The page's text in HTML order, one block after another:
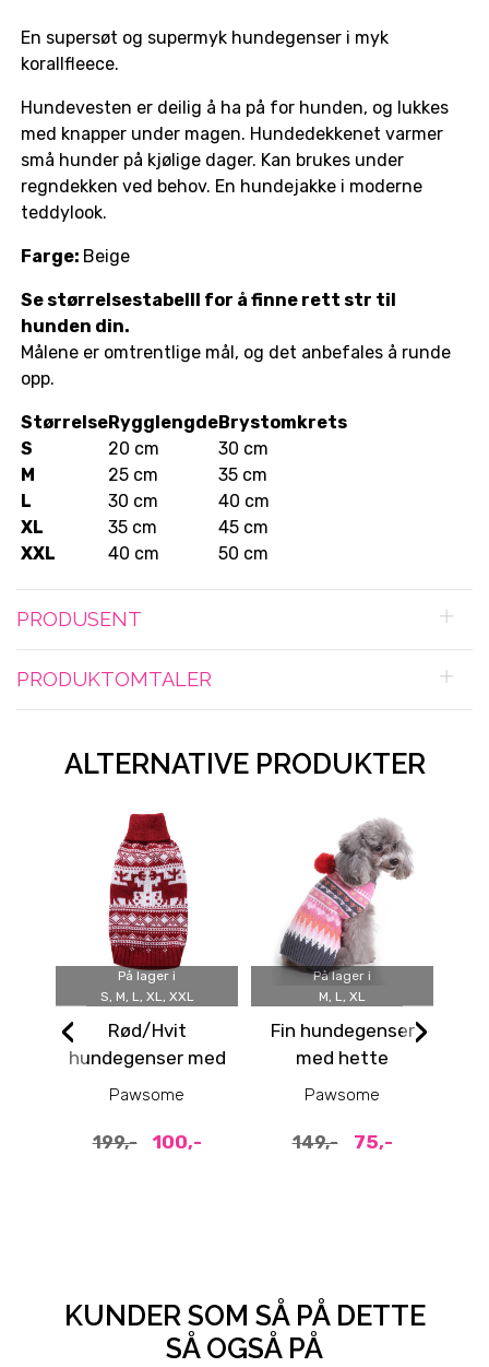
En supersøt og supermyk hundegenser i myk
korallfleece.
Hundevesten er deilig å ha på for hunden, og lukkes
med knapper under magen. Hundedekkenet varmer
små hunder på kjølige dager. Kan brukes under
regndekken ved behov. En hundejakke i moderne
teddylook.
Farge: Beige
Se størrelsestabelll for å finne rett str til
hunden din.
Målene er omtrentlige mål, og det anbefales å runde
opp.
StørrelseRygglengdeBrystomkrets
S
20 cm
30 cm
M
25 cm
35 cm
L
30 cm
40 cm
XL
35 cm
45 cm
XXL
40 cm 50 cm
PRODUSENT
PRODUKTOMTALER
ALTERNATIVE PRODUKTER
På lager i
S, M, L, XL, XXL
Rød/Hvit
hundegenser med
nordisk mønster
Pawsome
199,- 100,-
På lager i
M, L, XL
Fin hundegenser
med hette
Pawsome
149,- 75,-
‹ ›
KUNDER SOM SÅ PÅ DETTE
SÅ OGSÅ PÅ